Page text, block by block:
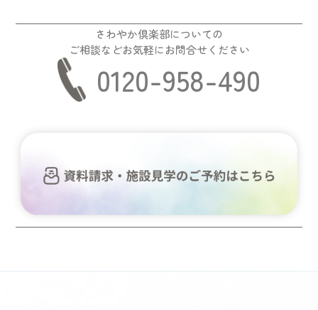
さわやか倶楽部についての
ご相談などお気軽にお問合せください
0120-958-490